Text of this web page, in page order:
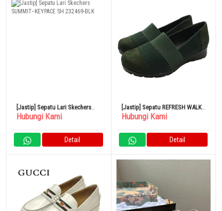
[Jastip] Sepatu Lari Skechers
SUMMIT−KEYPACE SH 232469-
Hubungi Kami
Detail
[Jastip] Sepatu REFRESH WALK
Dengan Sabuk Karet Hak Tengah
Hubungi Kami
Detail